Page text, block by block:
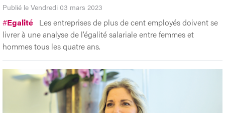
Publié le Vendredi 03 mars 2023
#Egalité Les entreprises de plus de cent employés doivent se
livrer à une analyse de l’égalité salariale entre femmes et
hommes tous les quatre ans.